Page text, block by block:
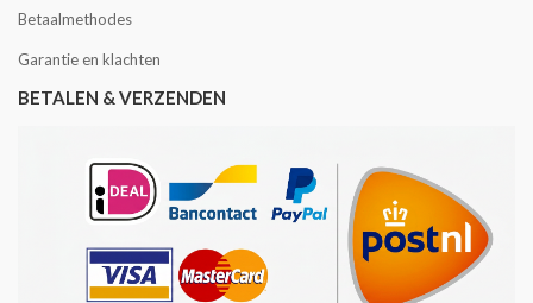
Betaalmethodes
Garantie en klachten
BETALEN & VERZENDEN